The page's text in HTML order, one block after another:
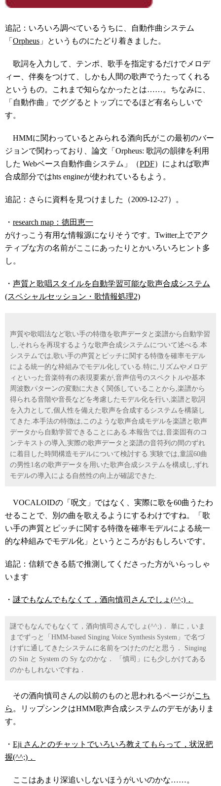
追記：いろいろ調べているうちに、自動作曲システム
「 Orpheus 」というものにたどり着きました。
歌詞を入力して、テンポ、歌手を指定するだけでメロデ
ィー、伴奏をつけて、しかも人間の歌声でうたってくれる
というもの。これまで知らなかったとは……。ちなみに、
「自動作曲」でググるとトップにでるほど有名らしいで
す。
HMMに関わっているとみられる酒向氏がこの最初のバー
ジョンで関わっており、論文「Orpheus: 歌詞の韻律を利用
した Webベース自動作曲システム」（PDF）によれば歌声
合成部分ではhts engineが使われているもよう。
追記：さらに資料を見つけました（2009-12-27）。
・ research map：徳田恵一
がけっこう有用な情報源になりそうです。Twitter上でアク
ティブな方の名前がここにあったりとかいろいろヒント多
し。
・ 声質と歌唱スタイルを自動学習可能な歌声合成システム
(スペシャルセッション・歌情報処理2)
声質や歌唱法など歌い手の特徴を歌声データと楽譜から自動学習
し,それらを再現するような歌声合成システムについて述べる.本
システムでは,歌い手の声質とピッチに関する特徴を確率モデル
による統一的な枠組みでモデル化している.特に,リズムやメロデ
ィといった音楽特有の表現要素が,音声信号のスペクトルや基本
周波数パターンの変動に大きく関係していることから,楽譜から
得られる音階や音長などを考慮したモデル化を行い,楽譜と歌詞
を入力として,個人性を備えた歌声を合成するシステムを構築し
てきた.本手法の特徴は,このような歌声合成モデルを楽譜と歌声
データから自動学習できることにある.本報告では,音楽固有のコ
ンテキストの導入,実際の歌声データと楽譜の音符列の間のずれ
に着目した時間構造モデルについて検討する.実験では,童謡60曲
の男性1名の歌声データを用いた歌声合成システムを構成し,ずれ
モデルの導入による自然性の向上が確認できた.
VOCALOIDの「呪文」ではなく、実際に歌を60曲うたわ
せることで、別の曲を歌えるようにするわけですね。「歌
い手の声質とピッチに関する特徴を確率モデルによる統一
的な枠組みでモデル化」というところがおもしろいです。
追記：信頼できる筋で推測してくださった方がいらっしゃ
います
・ 謎でもなんでもなくて，酒向慎司さんでしょ(^^;)．
謎でもなんでもなくて，酒向慎司さんでしょ(^^;)． 単に，いま
までずっと「HMM-based Singing Voice Synthesis System」で名づ
けずに通してきたシステムに名前をつけたのだと思う． Singing
の Sin と System の Sy なのかな． 「慎司」にも少しかけてある
のかもしれないですね．
その酒向慎司さんの以前のものと思われるページがこち
ら 。リップシンクはHMM歌声合成システムのデモがありま
す。
・ Eji さんとのチャットでいろいろ教えてもらって，状況把
握(^^;)．
ここはあまり深追いしないほうがいいのかな……。